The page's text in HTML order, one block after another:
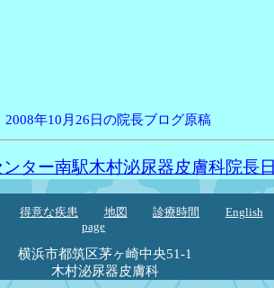
2008年10月26日の院長ブログ原稿
ター南駅木村泌尿器皮膚科院長
得意な疾患 地図 診療時間
English
page
横浜市都筑区茅ヶ崎中央51-1
木村泌尿器皮膚科